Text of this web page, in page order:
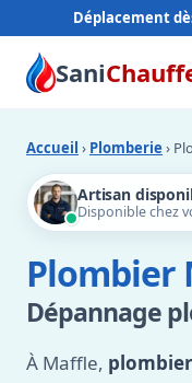
Déplacement
Sani
Accueil › Plomberie ›
Artisan
Disponible chez
Plombier
Dépannage
À Maffle,